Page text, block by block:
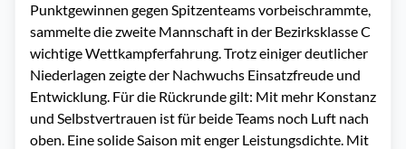
Punktgewinnen gegen Spitzenteams vorbeischrammte,
sammelte die zweite Mannschaft in der Bezirksklasse C
wichtige Wettkampferfahrung. Trotz einiger deutlicher
Niederlagen zeigte der Nachwuchs Einsatzfreude und
Entwicklung. Für die Rückrunde gilt: Mit mehr Konstanz
und Selbstvertrauen ist für beide Teams noch Luft nach
oben. Eine solide Saison mit enger Leistungsdichte. Mit